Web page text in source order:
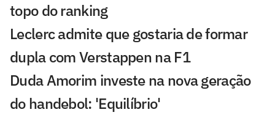
topo do ranking
Leclerc admite que gostaria de formar
dupla com Verstappen na F1
Duda Amorim investe na nova geração
do handebol: 'Equilíbrio'